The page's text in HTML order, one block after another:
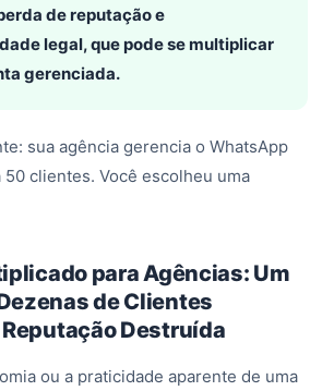
de reputação e
legal, que pode se multiplicar
gerenciada.
sua agência gerencia o WhatsApp
50 clientes. Você escolheu uma
para Agências: Um
de Clientes
Reputação Destruída
ou a praticidade aparente de uma